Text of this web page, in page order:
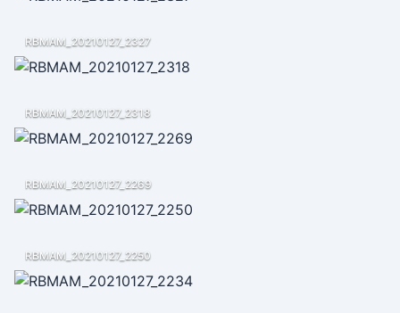
RBMAM_20210127_2327
RBMAM_20210127_2318
RBMAM_20210127_2269
RBMAM_20210127_2250